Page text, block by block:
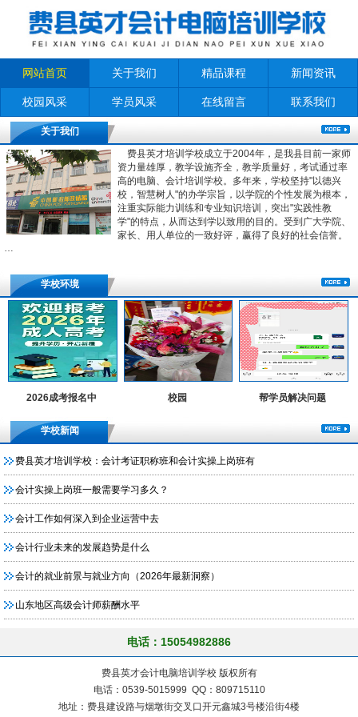
网站首页 关于我们 精品课程 新闻资讯
校园风采 学员风采 在线留言 联系我们
关于我们
费县英才培训学校成立于2004年，是我县目前一家师
资力量雄厚，教学设施齐全，教学质量好，考试通过率
高的电脑、会计培训学校。多年来，学校坚持"以德兴
校，智慧树人"的办学宗旨，以学院的个性发展为根本，
注重实际能力训练和专业知识培训，突出"实践性教
学"的特点，从而达到学以致用的目的。受到广大学院、
家长、用人单位的一致好评，赢得了良好的社会信誉。
…
学校环境
2026成考报名中 校园 帮学员解决问题
学校新闻
费县英才培训学校：会计考证职称班和会计实操上岗班有
会计实操上岗班一般需要学习多久？
会计工作如何深入到企业运营中去
会计行业未来的发展趋势是什么
会计的就业前景与就业方向（2026年最新洞察）
山东地区高级会计师薪酬水平
电话：15054982886
费县英才会计电脑培训学校 版权所有
电话：0539-5015999 QQ：809715110
地址：费县建设路与烟墩街交叉口开元鑫城3号楼沿街4楼